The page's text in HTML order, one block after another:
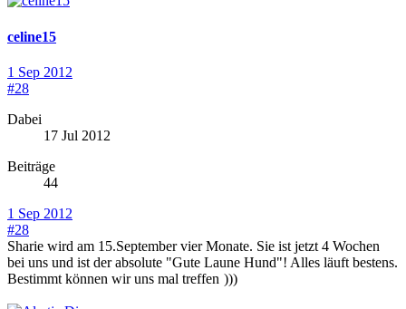
celine15
1 Sep 2012
#28
Dabei
17 Jul 2012
Beiträge
44
1 Sep 2012
#28
Sharie wird am 15.September vier Monate. Sie ist jetzt 4 Wochen
bei uns und ist der absolute "Gute Laune Hund"! Alles läuft bestens.
Bestimmt können wir uns mal treffen )))